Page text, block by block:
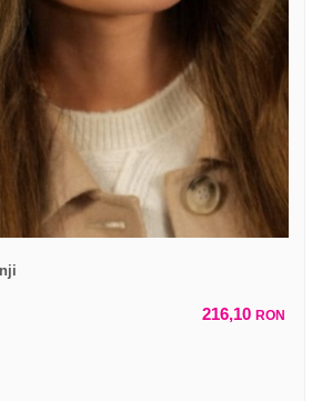
216,10 RON